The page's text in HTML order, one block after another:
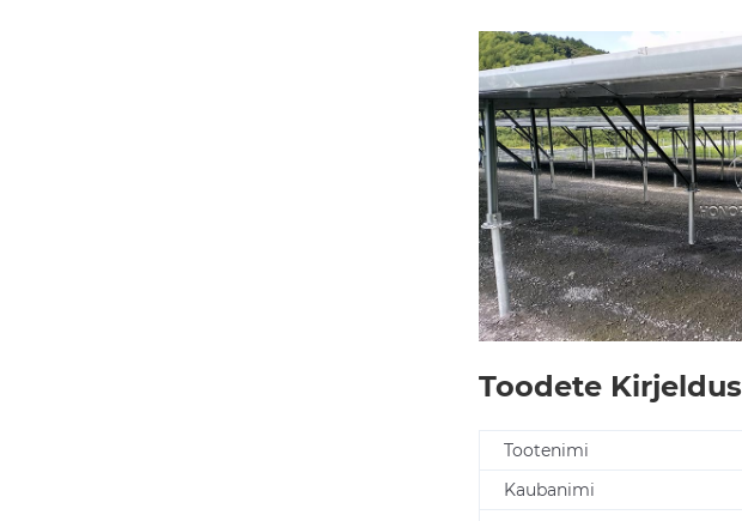
Toodete Kirjeldus
Tootenimi
Kaubanimi